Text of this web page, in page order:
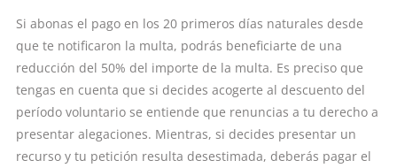
Si abonas el pago en los 20 primeros días naturales desde
que te notificaron la multa, podrás beneficiarte de una
reducción del 50% del importe de la multa. Es preciso que
tengas en cuenta que si decides acogerte al descuento del
período voluntario se entiende que renuncias a tu derecho a
presentar alegaciones. Mientras, si decides presentar un
recurso y tu petición resulta desestimada, deberás pagar el